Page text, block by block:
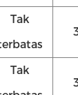
Tak
Tak